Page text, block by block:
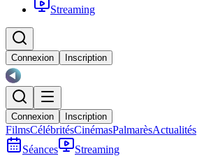
Streaming
Connexion Inscription
Connexion Inscription
FilmsCélébritésCinémasPalmarèsActualités
Séances
Streaming